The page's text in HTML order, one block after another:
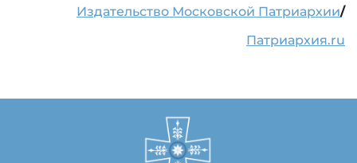
Издательство Московской Патриархии/
Патриархия.ru